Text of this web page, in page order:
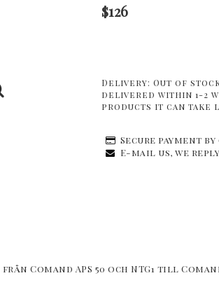
$126
Delivery: Out of
delivered within 1-2
products it can take
Secure payment by
E-mail us, we
Comand APS 50 och NTG1 till Comand